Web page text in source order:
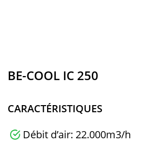
BE-COOL IC 250
CARACTÉRISTIQUES
Débit d’air: 22.000m3/h